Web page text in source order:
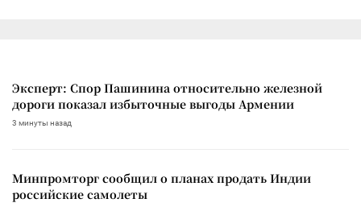
Эксперт: Спор Пашинина относительно железной
дороги показал избыточные выгоды Армении
3 минуты назад
Минпромторг сообщил о планах продать Индии
российские самолеты